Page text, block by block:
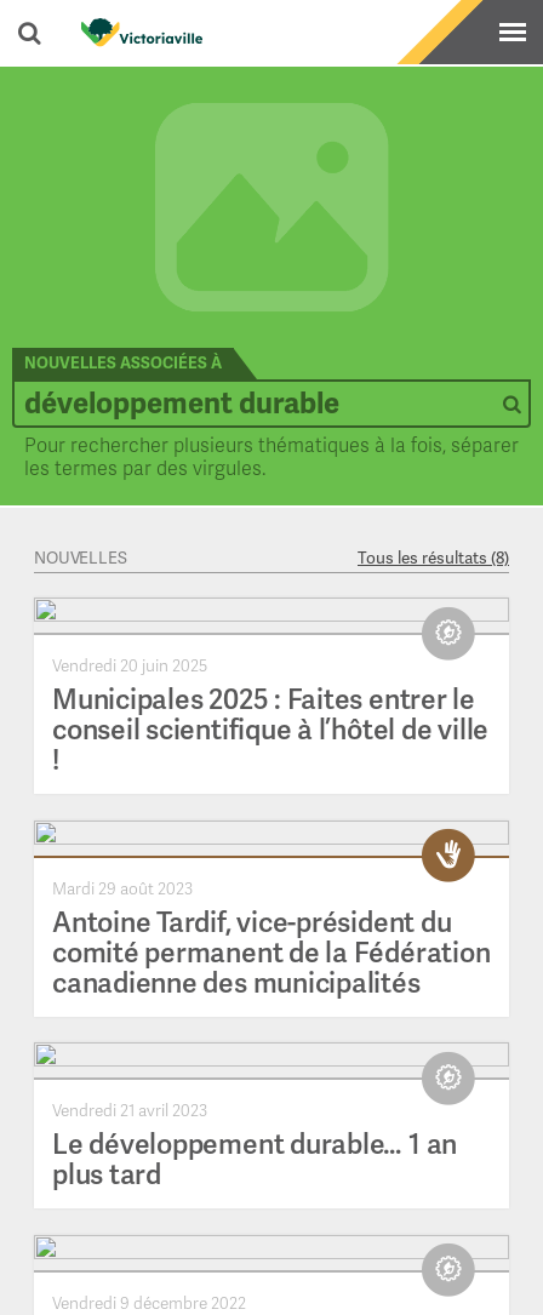
NOUVELLES ASSOCIÉES À
Pour rechercher plusieurs thématiques à la fois, séparer
les termes par des virgules.
NOUVELLES Tous les résultats (8)
Vendredi 20 juin 2025
Municipales 2025 : Faites entrer le
conseil scientifique à l’hôtel de ville
!
Mardi 29 août 2023
Antoine Tardif, vice-président du
comité permanent de la Fédération
canadienne des municipalités
Vendredi 21 avril 2023
Le développement durable… 1 an
plus tard
Vendredi 9 décembre 2022